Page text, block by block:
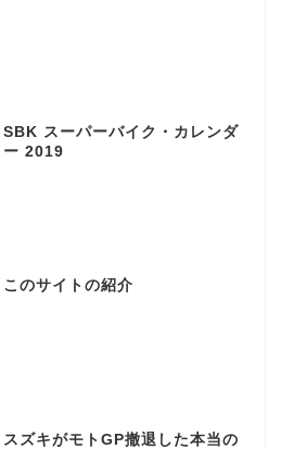
SBK スーパーバイク・カレンダ
ー 2019
このサイトの紹介
スズキがモトGP撤退した本当の